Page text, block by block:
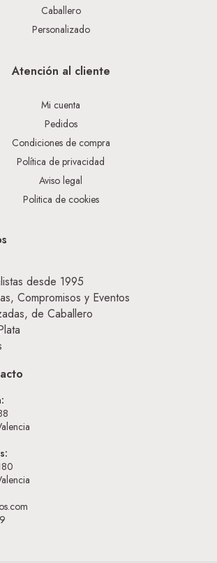
Caballero
Personalizado
Atención al cliente
Mi cuenta
Pedidos
Condiciones de compra
Política de privacidad
Aviso legal
Politica de cookies
desde 1995
Compromisos y Eventos
de Caballero